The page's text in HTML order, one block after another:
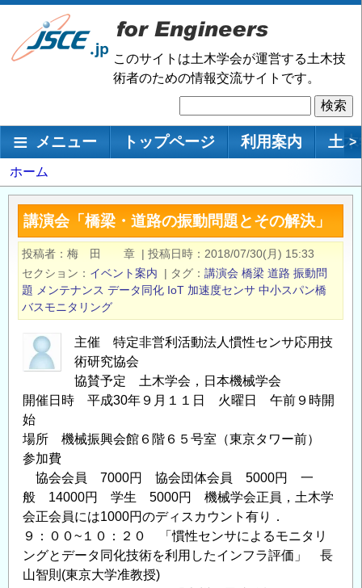
メ
ン
移
このサイトは土木学会が運営する土木技
術者のための情報交流サイトです。
索
メインナビゲーション
メニュー トップページ 利用案内 土 >
パ
ン
く
ず
ホーム
講演会「橋梁・道路の振動問題とその解決」
投稿者 梅 田 章 | 投稿日時
2018/07/30(月) 15:33
セクション
イベント案内 | タグ 講演会 橋梁 道路 振動問
題 メンテナンス データ同化 IoT 加速度センサ 中小スパン橋
バスモニタリング
主催 特定非営利活動法人慣性センサ応用技
術研究協会
協賛予定 土木学会，日本機械学会
開催日時 平成30年９月１１日 火曜日 午前９時開
始
場所 機械振興会館６階６５号室（東京タワー前）
参加費
協会会員 7000円 協会団体会員 5000円 一
般 14000円 学生 5000円 機械学会正員，土木学
会正会員には1000円のディスカウント有り．
９：００~１０：２０ 「慣性センサによるモニタリ
ングとデータ同化技術を利用したインフラ評価」 長
山智則(東京大学准教授)